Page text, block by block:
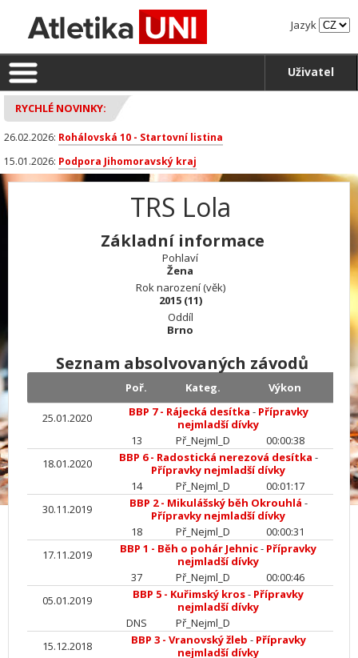
Jazyk
Uživatel
RYCHLÉ NOVINKY:
26.02.2026: Rohálovská 10 - Startovní listina
15.01.2026: Podpora Jihomoravský kraj
TRS Lola
Základní informace
Pohlaví
Žena
Rok narození (věk)
2015 (11)
Oddíl
Brno
Seznam absolvovaných závodů
Poř. Kateg. Výkon
25.01.2020 BBP 7 - Rájecká desítka - Přípravky
nejmladší dívky
13
Př_Nejml_D
00:00:38
18.01.2020
BBP 6 - Radostická nerezová desítka -
Přípravky nejmladší dívky
14
Př_Nejml_D
00:01:17
30.11.2019
BBP 2 - Mikulášský běh Okrouhlá -
Přípravky nejmladší dívky
18
Př_Nejml_D
00:00:31
17.11.2019
BBP 1 - Běh o pohár Jehnic- Přípravky
nejmladší dívky
37
Př_Nejml_D
00:00:46
05.01.2019
BBP 5 - Kuřimský kros- Přípravky
nejmladší dívky
DNS
Př_Nejml_D
15.12.2018
BBP 3 - Vranovský žleb - Přípravky
nejmladší dívky